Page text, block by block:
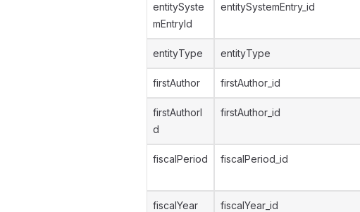
entitySyste
mEntryId
entitySystemEntry_id
entityType entityType
firstAuthor firstAuthor_id
firstAuthorI
d
firstAuthor_id
fiscalPeriod fiscalPeriod_id
fiscalYear fiscalYear_id